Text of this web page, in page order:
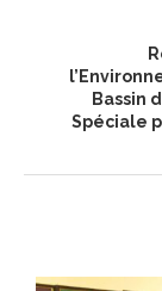
Bassin
Spéciale